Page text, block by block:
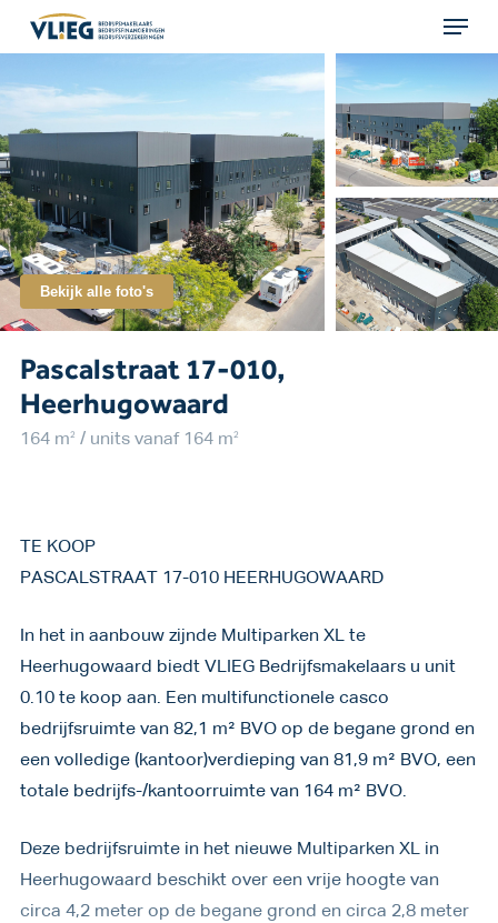
content
Menu
Bekijk alle foto's
Pascalstraat 17-010,
Heerhugowaard
164 m2 / units vanaf 164 m2
TE KOOP
PASCALSTRAAT 17-010 HEERHUGOWAARD
In het in aanbouw zijnde Multiparken XL te
Heerhugowaard biedt VLIEG Bedrijfsmakelaars u unit
0.10 te koop aan. Een multifunctionele casco
bedrijfsruimte van 82,1 m² BVO op de begane grond en
een volledige (kantoor)verdieping van 81,9 m² BVO, een
totale bedrijfs-/kantoorruimte van 164 m² BVO.
Deze bedrijfsruimte in het nieuwe Multiparken XL in
Heerhugowaard beschikt over een vrije hoogte van
circa 4,2 meter op de begane grond en circa 2,8 meter